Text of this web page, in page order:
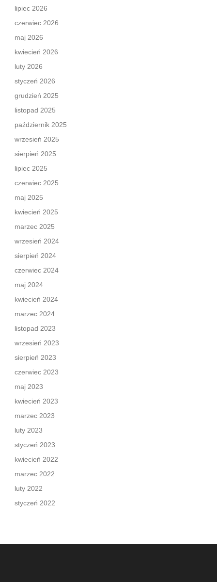
lipiec 2026
czerwiec 2026
maj 2026
kwiecień 2026
luty 2026
styczeń 2026
grudzień 2025
listopad 2025
październik 2025
wrzesień 2025
sierpień 2025
lipiec 2025
czerwiec 2025
maj 2025
kwiecień 2025
marzec 2025
wrzesień 2024
sierpień 2024
czerwiec 2024
maj 2024
kwiecień 2024
marzec 2024
listopad 2023
wrzesień 2023
sierpień 2023
czerwiec 2023
maj 2023
kwiecień 2023
marzec 2023
luty 2023
styczeń 2023
kwiecień 2022
marzec 2022
luty 2022
styczeń 2022